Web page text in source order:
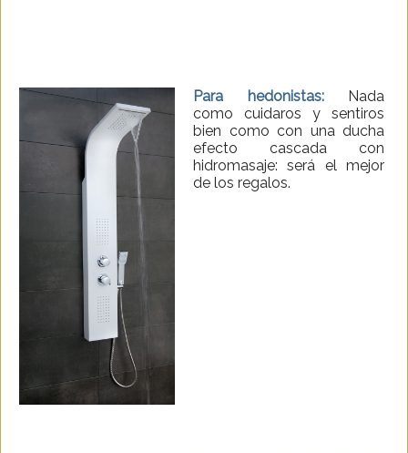
Para hedonistas:Nada
como cuidaros y sentiros
bien como con una ducha
efecto cascada con
hidromasaje: será el mejor
de los regalos.